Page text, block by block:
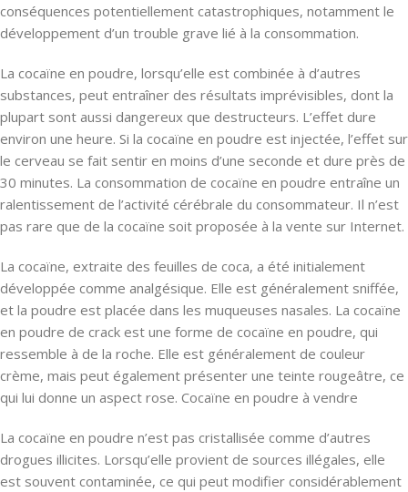
conséquences potentiellement catastrophiques, notamment le
développement d’un trouble grave lié à la consommation.
La cocaïne en poudre, lorsqu’elle est combinée à d’autres
substances, peut entraîner des résultats imprévisibles, dont la
plupart sont aussi dangereux que destructeurs. L’effet dure
environ une heure. Si la cocaïne en poudre est injectée, l’effet sur
le cerveau se fait sentir en moins d’une seconde et dure près de
30 minutes. La consommation de cocaïne en poudre entraîne un
ralentissement de l’activité cérébrale du consommateur. Il n’est
pas rare que de la cocaïne soit proposée à la vente sur Internet.
La cocaïne, extraite des feuilles de coca, a été initialement
développée comme analgésique. Elle est généralement sniffée,
et la poudre est placée dans les muqueuses nasales. La cocaïne
en poudre de crack est une forme de cocaïne en poudre, qui
ressemble à de la roche. Elle est généralement de couleur
crème, mais peut également présenter une teinte rougeâtre, ce
qui lui donne un aspect rose. Cocaïne en poudre à vendre
La cocaïne en poudre n’est pas cristallisée comme d’autres
drogues illicites. Lorsqu’elle provient de sources illégales, elle
est souvent contaminée, ce qui peut modifier considérablement